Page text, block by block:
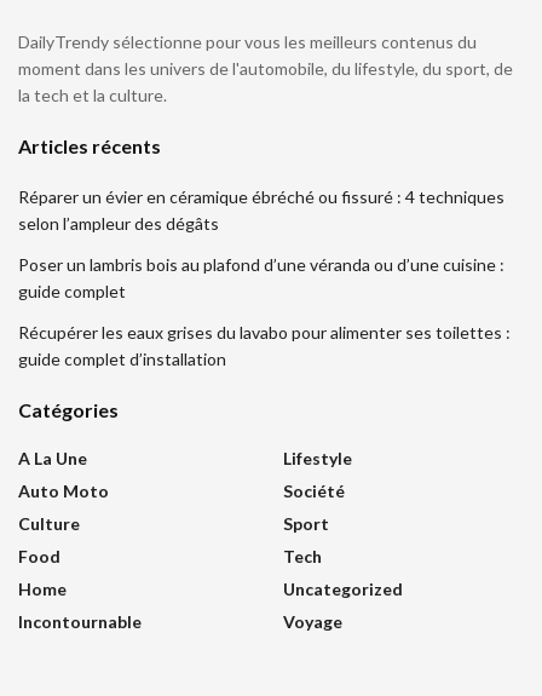
DailyTrendy sélectionne pour vous les meilleurs contenus du
moment dans les univers de l'automobile, du lifestyle, du sport, de
la tech et la culture.
Articles récents
Réparer un évier en céramique ébréché ou fissuré : 4 techniques
selon l’ampleur des dégâts
Poser un lambris bois au plafond d’une véranda ou d’une cuisine :
guide complet
Récupérer les eaux grises du lavabo pour alimenter ses toilettes :
guide complet d’installation
Catégories
A La Une
Auto Moto
Culture
Food
Home
Incontournable
Lifestyle
Société
Sport
Tech
Uncategorized
Voyage